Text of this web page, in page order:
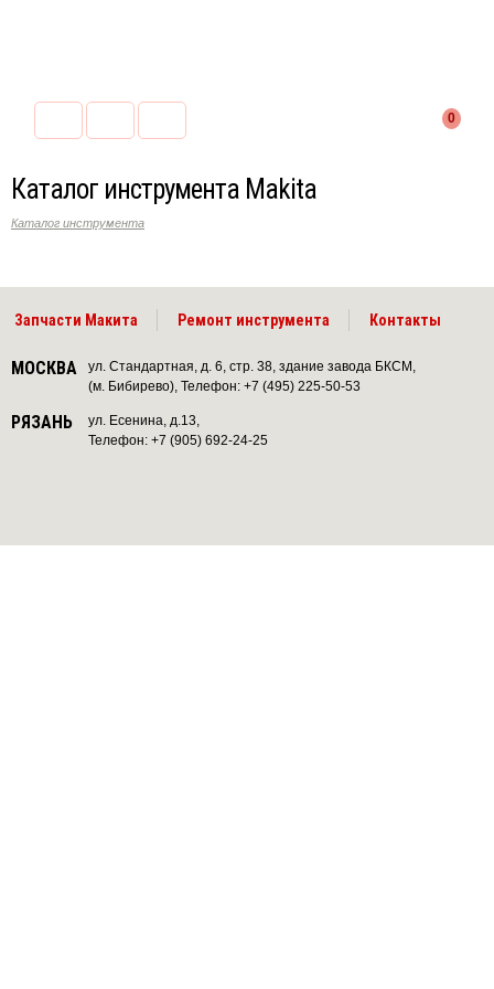
0
Каталог инструмента Makita
Каталог инструмента
Запчасти Макита Ремонт инструмента Контакты
МОСКВА
ул. Стандартная, д. 6, стр. 38, здание завода БКСМ,
(м. Бибирево), Телефон: +7 (495) 225-50-53
РЯЗАНЬ
ул. Есенина, д.13,
Телефон: +7 (905) 692-24-25